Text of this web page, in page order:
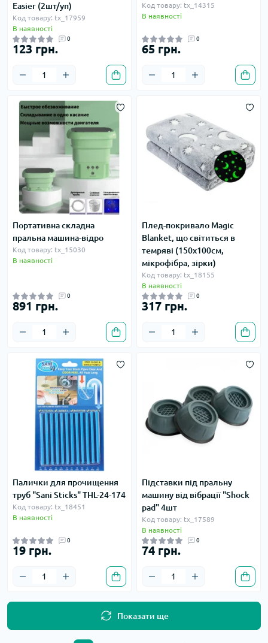
Easier (2шт/уп)
Код товару: tx_17959
В наявності
0
123 грн.
Код товару: tx_14315
В наявності
0
65 грн.
Портативна складна
пральна машина-відро
Код товару: tx_15030
В наявності
0
891 грн.
Плед-покривало Magic
Blanket, що світиться в
темряві (150х100см,
мікрофібра, зірки)
Код товару: tx_18155
В наявності
0
317 грн.
Палички для прочищення
труб "Sani Sticks" THL-24-174
Код товару: tx_18451
В наявності
0
19 грн.
Підставки під пральну
машину від вібрації "Shock
pad" 4шт
Код товару: tx_17589
В наявності
0
74 грн.
Показати ще